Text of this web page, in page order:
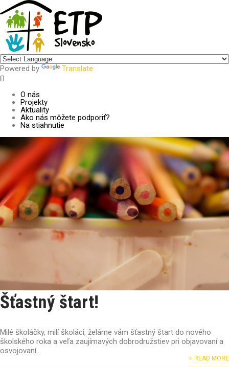
Powered by Translate
O nás
Projekty
Aktuality
Ako nás môžete podporiť?
Na stiahnutie
Šťastný štart!
Milé školáčky, milí školáci, želáme vám šťastný štart do nového
školského roka a veľa zaujímavých dobrodružstiev pri objavovaní a
osvojovaní...
+ READ MORE